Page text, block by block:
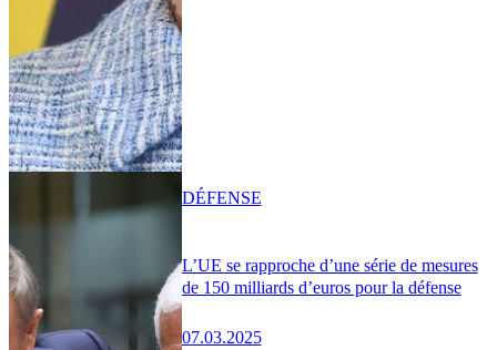
L’UE se rapproche d’une série de mesures
de 150 milliards d’euros pour la défense
07.03.2025
DÉFENSE